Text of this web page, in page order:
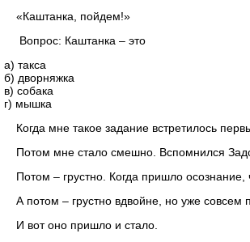
«Каштанка, пойдем!»
Вопрос: Каштанка – это
а) такса
б) дворняжка
в) собака
г) мышка
Когда мне такое задание встретилось
Потом мне стало смешно. Вспомнился
Потом – грустно. Когда пришло осознание,
А потом – грустно вдвойне, но уже совсем
И вот оно пришло и стало.